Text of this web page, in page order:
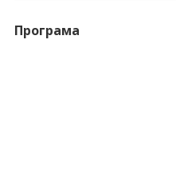
Програма